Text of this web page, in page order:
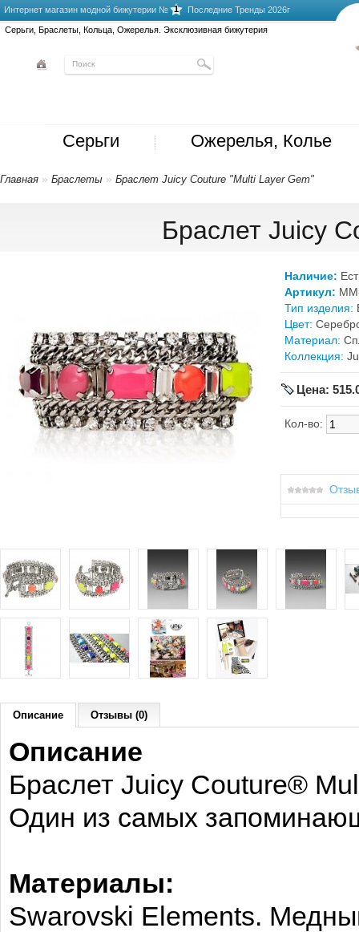
Интернет магазин модной бижутерии № 1 Последние Тренды 2026г
Серьги, Браслеты, Кольца, Ожерелья. Эксклюзивная бижутерия
Серьги Ожерелья, Колье
Главная » Браслеты » Браслет Juicy Couture "Multi Layer Gem"
Браслет Juicy
Наличие:
Артикул:
Тип изделия:
Цвет:
Материал:
Коллекция:
Цена:
Кол-во:
Описание Отзывы (0)
Описание
Браслет Juicy Couture®
Один из самых
Материалы:
Swarovski Elements.